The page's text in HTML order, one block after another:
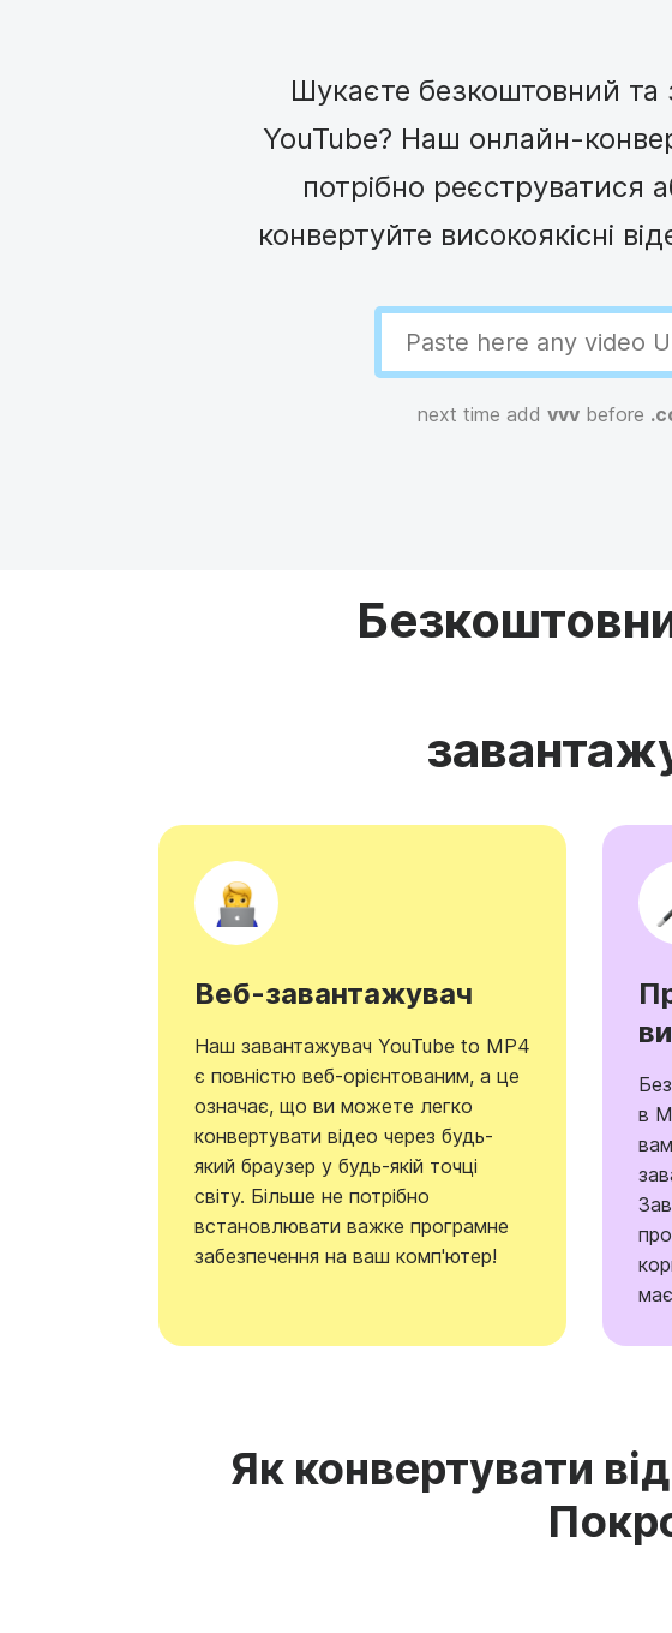
See all →
Шукаєте безкоштовний та
YouTube? Наш онлайн-
потрібно реєструватися
конвертуйте високоякісні
next time add vvvbefore
Веб-завантажувач
Наш завантажувач YouTube to MP4
є повністю веб-орієнтованим, а це
означає, що ви можете легко
конвертувати відео через будь-
який браузер у будь-якій точці
світу. Більше не потрібно
встановлювати важке програмне
забезпечення на ваш комп'ютер!
в
Як конвертувати